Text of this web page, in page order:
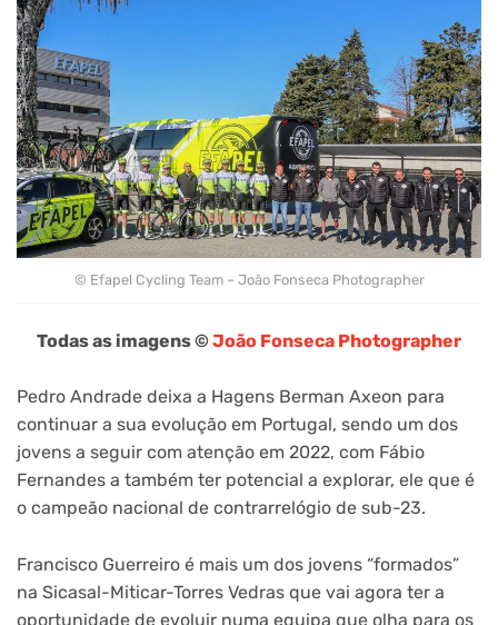
© Efapel Cycling Team – João Fonseca Photographer
Todas as imagens ©João Fonseca Photographer
Pedro Andrade deixa a Hagens Berman Axeon para
continuar a sua evolução em Portugal, sendo um dos
jovens a seguir com atenção em 2022, com Fábio
Fernandes a também ter potencial a explorar, ele que é
o campeão nacional de contrarrelógio de sub-23.
Francisco Guerreiro é mais um dos jovens “formados”
na Sicasal-Miticar-Torres Vedras que vai agora ter a
oportunidade de evoluir numa equipa que olha para os